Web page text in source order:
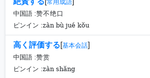
常用成語
中国語 :赞不绝口
ピンイン :zàn bù jué kǒu
高く評価する[基本会話]
中国語 :赞赏
ピンイン :zàn shǎng